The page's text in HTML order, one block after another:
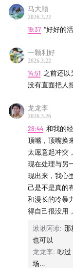
马大顺
2026.3.22
19:37 “好好的
一颗利好
2026.3.22
14:51 之前还以
没有直面把人
龙龙李
2026.3.26
28:44 和我的
顶嘴，顶嘴换
太愿意起冲突
现在处理与另
现出来，我心
己是不是真的
和漫长的冷暴
得自己很没用
湫湫阿湫: 那
也可以
龙龙李: 吵过
场…